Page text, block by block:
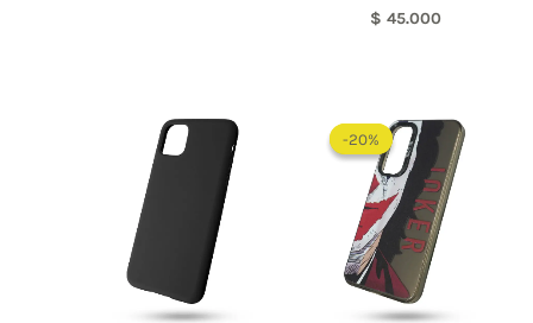
$ 45.000
-20%
-20%
precio
original
era:
$ 60.000.